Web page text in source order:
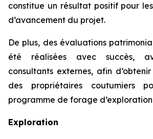
constitue un résultat positif pour
d’avancement du projet.
De plus, des évaluations
été réalisées avec succès,
consultants externes, afin
des propriétaires coutumiers
programme de forage
Exploration